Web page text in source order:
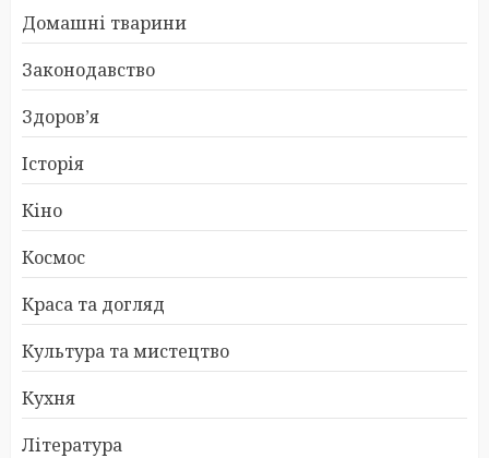
Домашні тварини
Законодавство
Здоров’я
Історія
Кіно
Космос
Краса та догляд
Культура та мистецтво
Кухня
Література